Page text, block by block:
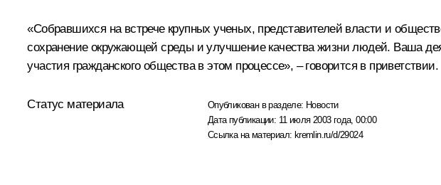
«Собравшихся на встрече крупных ученых, представителей власти и
сохранение окружающей среды и улучшение качества жизни людей. Ваша
участия гражданского общества в этом процессе», – говорится в приветствии.
Статус материала Опубликован в разделе: Новости
Дата публикации: 11 июля 2003 года, 00:00
Ссылка на материал: kremlin.ru/d/29024